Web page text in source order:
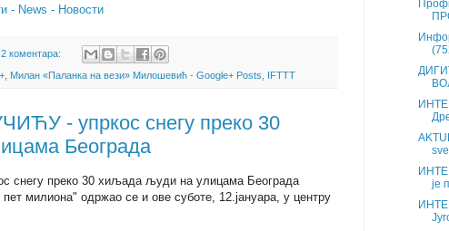
- News - Новости
2 коментара:
Милан «Паланка на вези» Милошевић - Google+ Posts IFTTT
- упркос снегу преко 30
Београда
преко 30 хиљада људи на улицама Београда
милиона" одржао се и ове суботе, 12.јануара, у центру
је